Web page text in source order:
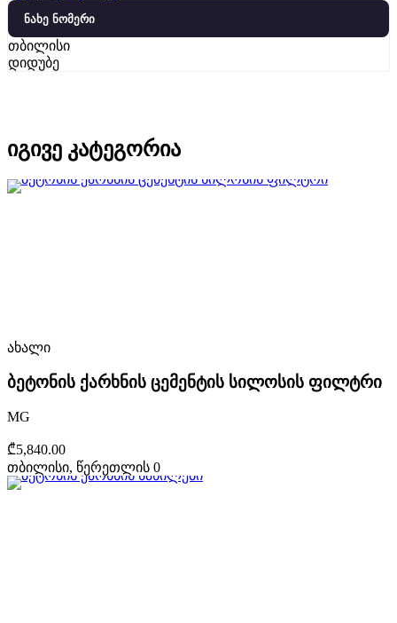
ნახე ნომერი
თბილისი
დიდუბე
იგივე კატეგორია
ახალი
ბეტონის ქარხნის ცემენტის სილოსის ფილტრი
MG
₾5,840.00
თბილისი, წერეთლის 0